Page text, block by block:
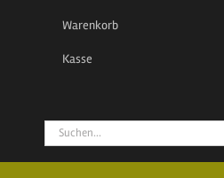
Warenkorb
Kasse
Suche
nach: